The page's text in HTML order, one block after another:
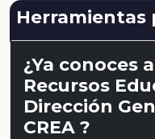
Herramientas
¿Ya conoces
Recursos
Dirección
CREA ?